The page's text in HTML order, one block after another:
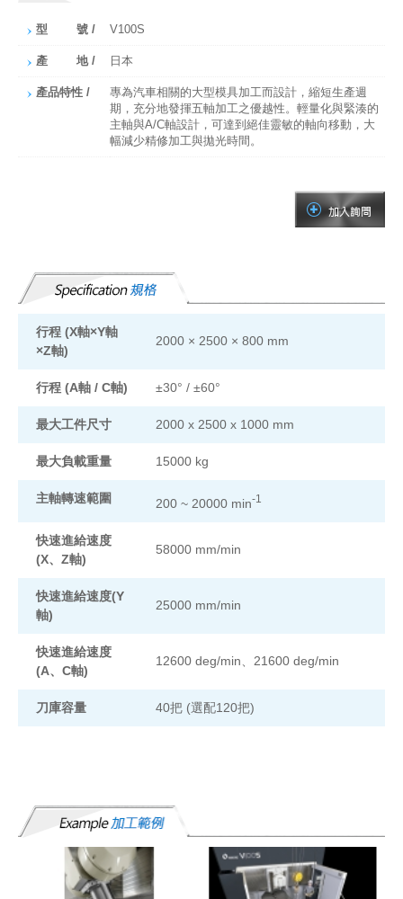
型 號 / V100S
產 地 / 日本
產品特性 /
專為汽車相關的大型模具加工而設計，縮短生產週
期，充分地發揮五軸加工之優越性。輕量化與緊湊的
主軸與A/C軸設計，可達到絕佳靈敏的軸向移動，大
幅減少精修加工與拋光時間。
行程 (X軸×Y軸
×Z軸)
2000 × 2500 × 800 mm
行程 (A軸 / C軸) ±30° / ±60°
最大工件尺寸 2000 x 2500 x 1000 mm
最大負載重量 15000 kg
主軸轉速範圍 200 ~ 20000 min-1
快速進給速度
(X、Z軸)
58000 mm/min
快速進給速度(Y
軸)
25000 mm/min
快速進給速度
(A、C軸)
12600 deg/min、21600 deg/min
刀庫容量 40把 (選配120把)